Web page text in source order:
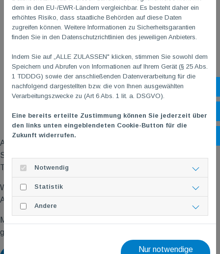
Entwurf Geschäftsordnung Vorstand
Entwurf Geschäftsordnung Mitgliederversammlung
Entwurf Entgeltordnung
Entwurf Ehrenratsordnung
Entwurf Jugendordnung
Entwurf Wahlordnung
Entwurf Abteilungsordnung
3. Vorstandswahlen
5. Verschiedenes
Anträge für die Hauptversammlung müssen gemäß TG
Satzung spätestens eine Woche vor der Versammlung beim
TG
Vorstand schriftlich begründet eingereicht werden.
Wir freuen uns, zahlreiche TG
Außerordentlichen Hauptversammlung zu begrüßen!
Mainz-Gonsenheim, 05.06.2023
gez. Andreas Maurer, 1. Vorsitzender
dem in den EU-/EWR-Ländern vergleichbar. Es besteht daher ein
erhöhtes Risiko, dass staatliche Behörden auf diese Daten
zugreifen können. Weitere Informationen zu Sicherheitsgarantien
finden Sie in den Datenschutzrichtlinien des jeweiligen Anbieters.
Indem Sie auf „ALLE ZULASSEN" klicken, stimmen Sie sowohl dem
Speichern und Abrufen von Informationen auf Ihrem Gerät (§ 25 Abs.
1 TDDDG) sowie der anschließenden Datenverarbeitung für die
nachfolgend dargestellten bzw. die von Ihnen ausgewählten
Verarbeitungszwecke zu (Art 6 Abs. 1 lit. a. DSGVO).
Eine bereits erteilte Zustimmung können Sie jederzeit über
den links unten eingeblendeten Cookie-Button für die
Zukunft widerrufen.
Notwendig
Statistik
Andere
Nur notwendige